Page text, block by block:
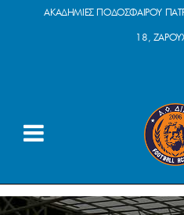
ΑΚΑΔΗΜΙΕΣ ΠΟΔΟΣΦΑΙΡΟΥ
18,